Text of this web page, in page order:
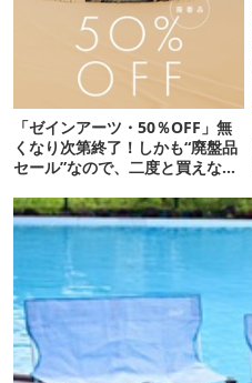
「ゼインアーツ・50％OFF」無
くなり次第終了！しかも“廃盤品
セール”なので、二度と買えない